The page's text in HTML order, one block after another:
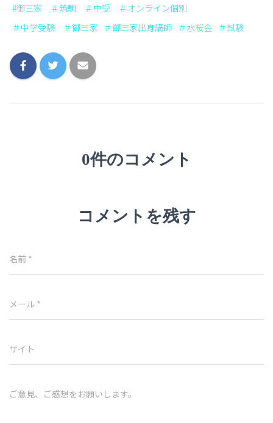
#御三家 ＃筑駒 ＃中受 ＃オンライン個別
＃中学受験 ＃御三家
＃御三家出身講師 ＃水桜会 ＃試験
0件のコメント
コメントを残す
名前 *
メール *
サイト
ご意見、ご感想をお願いします。